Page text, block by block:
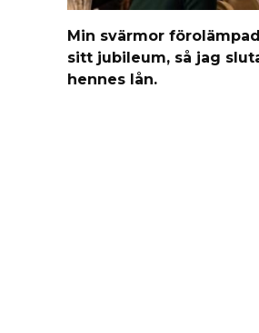
Min svärmor
sitt jubileum, så jag
hennes lån.